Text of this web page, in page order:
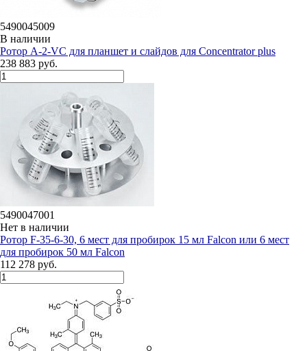
5490045009
В наличии
Ротор A-2-VC для планшет и слайдов для Concentrator plus
238 883 руб.
5490047001
Нет в наличии
Ротор F-35-6-30, 6 мест для пробирок 15 мл Falcon или 6 мест
для пробирок 50 мл Falcon
112 278 руб.